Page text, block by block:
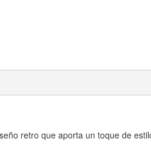
retro que aporta un toque de